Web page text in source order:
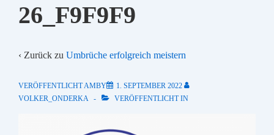
26_F9F9F9
‹ Zurück zu Umbrüche erfolgreich meistern
VERÖFFENTLICHT AMBY
1. SEPTEMBER 2022
VOLKER_ONDERKA
VERÖFFENTLICHT IN